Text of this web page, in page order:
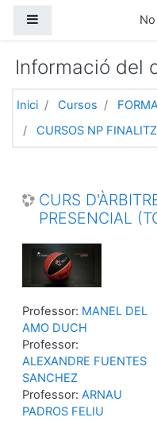
Informació del
Inici Cursos
CURSOS NP
CURS
PRESENCIAL
Professor: MANEL DEL
AMO DUCH
Professor:
ALEXANDRE FUENTES
SANCHEZ
Professor: ARNAU
PADROS FELIU